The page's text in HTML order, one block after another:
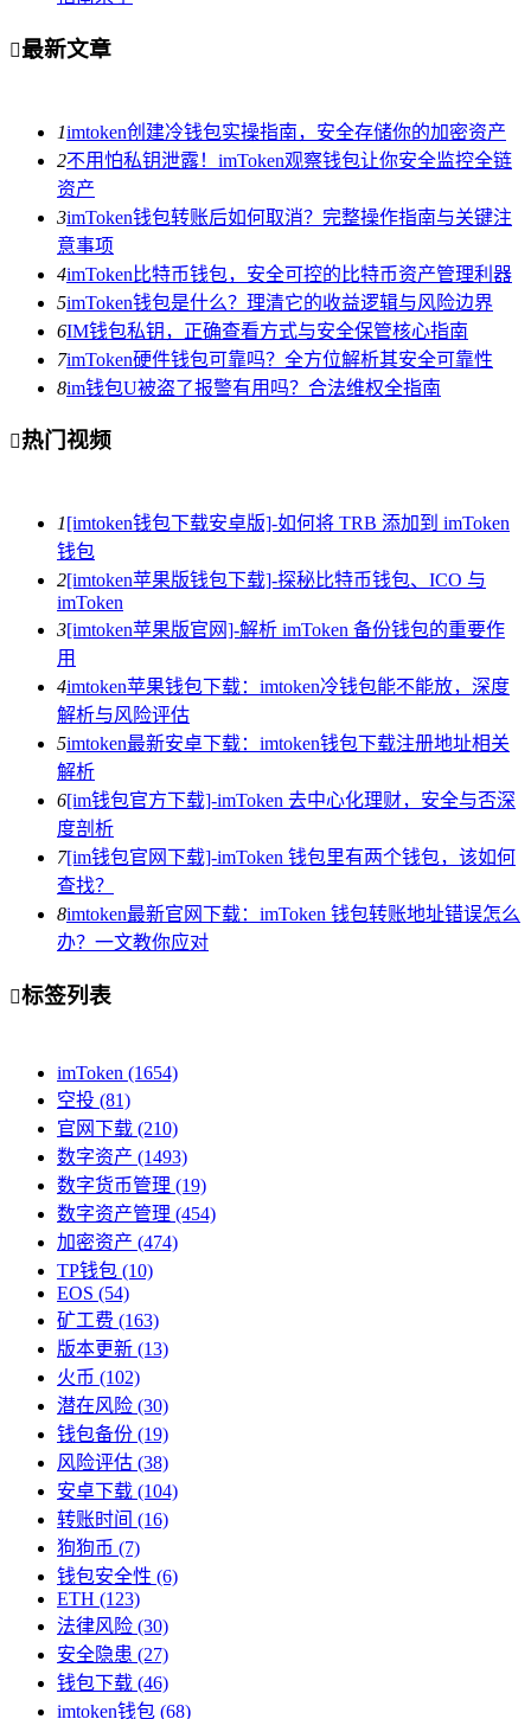
最新文章
1imtoken创建冷钱包实操指南，安全存储你的加密资产
2不用怕私钥泄露！imToken观察钱包让你安全监控全链
资产
3imToken钱包转账后如何取消？完整操作指南与关键注
意事项
4imToken比特币钱包，安全可控的比特币资产管理利器
5imToken钱包是什么？理清它的收益逻辑与风险边界
6IM钱包私钥，正确查看方式与安全保管核心指南
7imToken硬件钱包可靠吗？全方位解析其安全可靠性
8im钱包U被盗了报警有用吗？合法维权全指南
热门视频
1[imtoken钱包下载安卓版]-如何将 TRB 添加到 imToken
钱包
2[imtoken苹果版钱包下载]-探秘比特币钱包、ICO 与
imToken
3[imtoken苹果版官网]-解析 imToken 备份钱包的重要作
用
4imtoken苹果钱包下载：imtoken冷钱包能不能放，深度
解析与风险评估
5imtoken最新安卓下载：imtoken钱包下载注册地址相关
解析
6[im钱包官方下载]-imToken 去中心化理财，安全与否深
度剖析
7[im钱包官网下载]-imToken 钱包里有两个钱包，该如何
查找？
8imtoken最新官网下载：imToken 钱包转账地址错误怎么
办？一文教你应对
标签列表
imToken (1654)
空投 (81)
官网下载 (210)
数字资产 (1493)
数字货币管理 (19)
数字资产管理 (454)
加密资产 (474)
TP钱包 (10)
EOS (54)
矿工费 (163)
版本更新 (13)
火币 (102)
潜在风险 (30)
钱包备份 (19)
风险评估 (38)
安卓下载 (104)
转账时间 (16)
狗狗币 (7)
钱包安全性 (6)
ETH (123)
法律风险 (30)
安全隐患 (27)
钱包下载 (46)
imtoken钱包 (68)